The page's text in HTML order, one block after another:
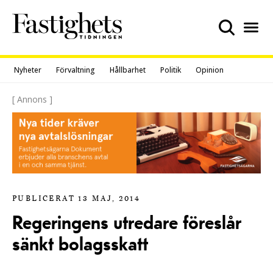
content
Nyheter Förvaltning Hållbarhet Politik Opinion
[ Annons ]
PUBLICERAT 13 MAJ, 2014
Regeringens utredare föreslår
sänkt bolagsskatt